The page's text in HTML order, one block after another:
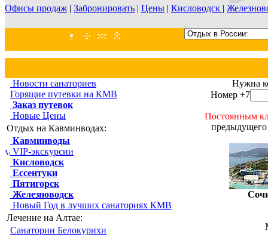
Офисы продаж | Забронировать | Цены | Кисловодск |
Новости санаториев
Горящие путевки на КМВ
Заказ путевок
Новые Цены
Отдых на Кавминводах:
Кавминводы
VIP-экскурсии
Кисловодск
Ессентуки
Пятигорск
Железноводск
Новый Год в лучших санаториях КМВ
Лечение на Алтае:
Санатории Белокурихи
Нужна
Номер +7
Постоянным
предыдущего